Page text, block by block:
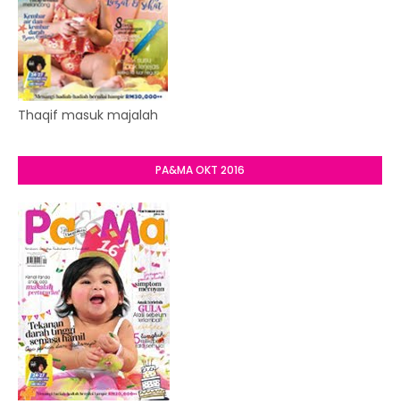
Thaqif masuk majalah
PA&MA OKT 2016